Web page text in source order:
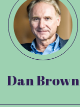
Dan Brown